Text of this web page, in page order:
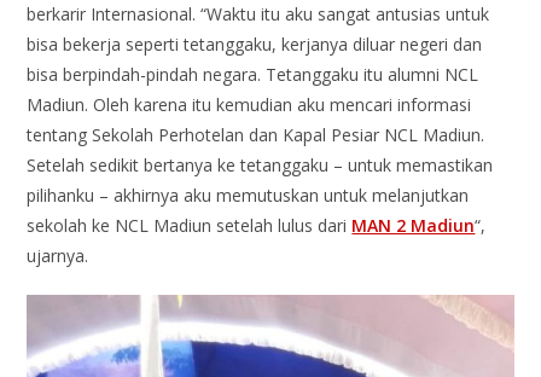
berkarir Internasional. “Waktu itu aku sangat antusias untuk
bisa bekerja seperti tetanggaku, kerjanya diluar negeri dan
bisa berpindah-pindah negara. Tetanggaku itu alumni NCL
Madiun. Oleh karena itu kemudian aku mencari informasi
tentang Sekolah Perhotelan dan Kapal Pesiar NCL Madiun.
Setelah sedikit bertanya ke tetanggaku – untuk memastikan
pilihanku – akhirnya aku memutuskan untuk melanjutkan
sekolah ke NCL Madiun setelah lulus dari MAN 2 Madiun“,
ujarnya.